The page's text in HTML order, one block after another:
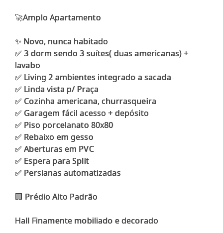
🚀Amplo Apartamento
✨ Novo, nunca habitado
✅️ 3 dorm sendo 3 suítes( duas americanas) +
lavabo
✅ Living 2 ambientes integrado a sacada
✅️ Linda vista p/ Praça
✅ Cozinha americana, churrasqueira
✅ Garagem fácil acesso + depósito
✅ Piso porcelanato 80x80
✅ Rebaixo em gesso
✅️ Aberturas em PVC
✅ Espera para Split
✅️ Persianas automatizadas
🏢 Prédio Alto Padrão
Hall Finamente mobiliado e decorado